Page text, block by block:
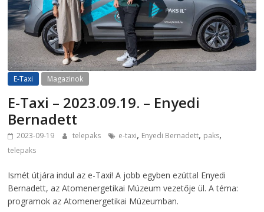
E-Taxi Magazinok
E-Taxi – 2023.09.19. – Enyedi
Bernadett
2023-09-19 telepaks e-taxi, Enyedi Bernadett, paks,
telepaks
Ismét útjára indul az e-Taxi! A jobb egyben ezúttal Enyedi
Bernadett, az Atomenergetikai Múzeum vezetője ül. A téma:
programok az Atomenergetikai Múzeumban.